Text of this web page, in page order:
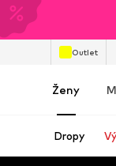
Outlet
Ženy
Dropy